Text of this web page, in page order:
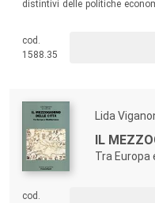
distintivi delle politiche
ultimi venticinque anni. I
città, individuando una
rinnovamento urbano, spesso
cod.
1588.35
Lida
IL
Tra Europa
cod.